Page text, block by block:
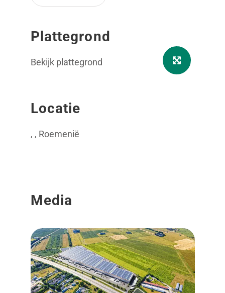
Plattegrond
Bekijk plattegrond
Locatie
, , Roemenië
Media